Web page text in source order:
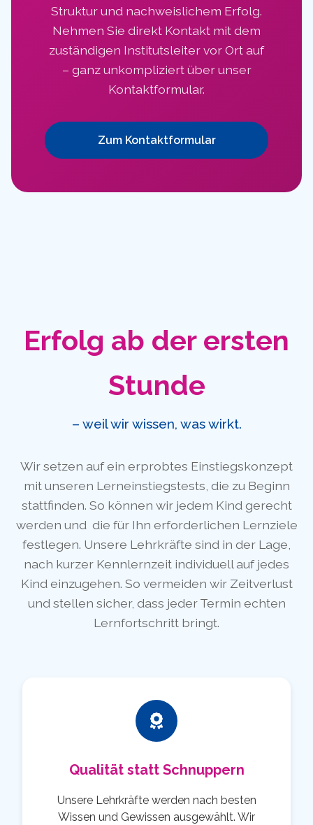
Struktur und nachweislichem Erfolg.
Nehmen Sie direkt Kontakt mit dem
zuständigen Institutsleiter vor Ort auf
– ganz unkompliziert über unser
Kontaktformular.
Zum Kontaktformular
Erfolg ab der ersten
Stunde
– weil wir wissen, was wirkt.
Wir setzen auf ein erprobtes Einstiegskonzept
mit unseren Lerneinstiegstests, die zu Beginn
stattfinden. So können wir jedem Kind gerecht
werden und die für Ihn erforderlichen Lernziele
festlegen. Unsere Lehrkräfte sind in der Lage,
nach kurzer Kennlernzeit individuell auf jedes
Kind einzugehen. So vermeiden wir Zeitverlust
und stellen sicher, dass jeder Termin echten
Lernfortschritt bringt.
Qualität statt Schnuppern
Unsere Lehrkräfte werden nach besten
Wissen und Gewissen ausgewählt. Wir